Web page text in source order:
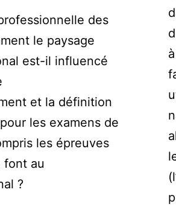
des
le paysage
est-il influencé
et la définition
les examens de
les épreuves
font au
?